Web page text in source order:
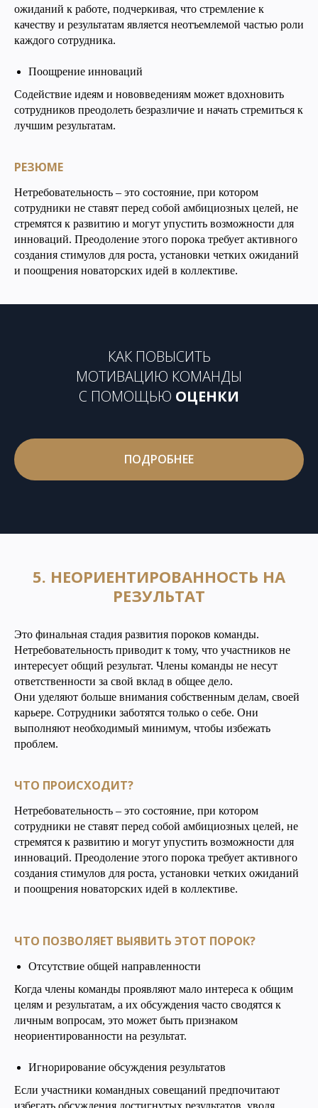
ожиданий к работе, подчеркивая, что стремление к
качеству и результатам является неотъемлемой частью роли
каждого сотрудника.
Поощрение инноваций
Содействие идеям и нововведениям может вдохновить
сотрудников преодолеть безразличие и начать стремиться к
лучшим результатам.
РЕЗЮМЕ
Нетребовательность – это состояние, при котором
сотрудники не ставят перед собой амбициозных целей, не
стремятся к развитию и могут упустить возможности для
инноваций. Преодоление этого порока требует активного
создания стимулов для роста, установки четких ожиданий
и поощрения новаторских идей в коллективе.
КАК ПОВЫСИТЬ
МОТИВАЦИЮ КОМАНДЫ
С ПОМОЩЬЮ ОЦЕНКИ
ПОДРОБНЕЕ
5. НЕОРИЕНТИРОВАННОСТЬ НА
РЕЗУЛЬТАТ
Это финальная стадия развития пороков команды.
Нетребовательность приводит к тому, что участников не
интересует общий результат. Члены команды не несут
ответственности за свой вклад в общее дело.
Они уделяют больше внимания собственным делам, своей
карьере. Сотрудники заботятся только о себе. Они
выполняют необходимый минимум, чтобы избежать
проблем.
ЧТО ПРОИСХОДИТ?
Нетребовательность – это состояние, при котором
сотрудники не ставят перед собой амбициозных целей, не
стремятся к развитию и могут упустить возможности для
инноваций. Преодоление этого порока требует активного
создания стимулов для роста, установки четких ожиданий
и поощрения новаторских идей в коллективе.
ЧТО ПОЗВОЛЯЕТ ВЫЯВИТЬ ЭТОТ ПОРОК?
Отсутствие общей направленности
Когда члены команды проявляют мало интереса к общим
целям и результатам, а их обсуждения часто сводятся к
личным вопросам, это может быть признаком
неориентированности на результат.
Игнорирование обсуждения результатов
Если участники командных совещаний предпочитают